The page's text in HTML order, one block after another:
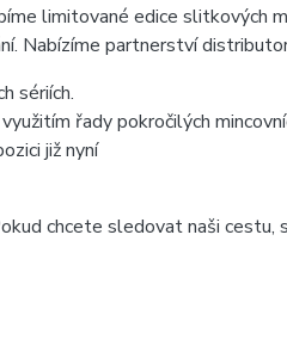
limitované edice slitkových
Nabízíme partnerství
sériích.
řady pokročilých
již nyní
chcete sledovat naši cestu,